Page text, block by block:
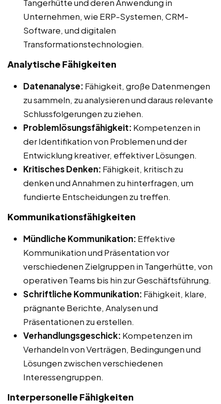
Tangerhütte und deren Anwendung in
Unternehmen, wie ERP-Systemen, CRM-
Software, und digitalen
Transformationstechnologien.
Analytische Fähigkeiten
Datenanalyse: Fähigkeit, große Datenmengen
zu sammeln, zu analysieren und daraus relevante
Schlussfolgerungen zu ziehen.
Problemlösungsfähigkeit: Kompetenzen in
der Identifikation von Problemen und der
Entwicklung kreativer, effektiver Lösungen.
Kritisches Denken: Fähigkeit, kritisch zu
denken und Annahmen zu hinterfragen, um
fundierte Entscheidungen zu treffen.
Kommunikationsfähigkeiten
Mündliche Kommunikation: Effektive
Kommunikation und Präsentation vor
verschiedenen Zielgruppen in Tangerhütte, von
operativen Teams bis hin zur Geschäftsführung.
Schriftliche Kommunikation: Fähigkeit, klare,
prägnante Berichte, Analysen und
Präsentationen zu erstellen.
Verhandlungsgeschick: Kompetenzen im
Verhandeln von Verträgen, Bedingungen und
Lösungen zwischen verschiedenen
Interessengruppen.
Interpersonelle Fähigkeiten